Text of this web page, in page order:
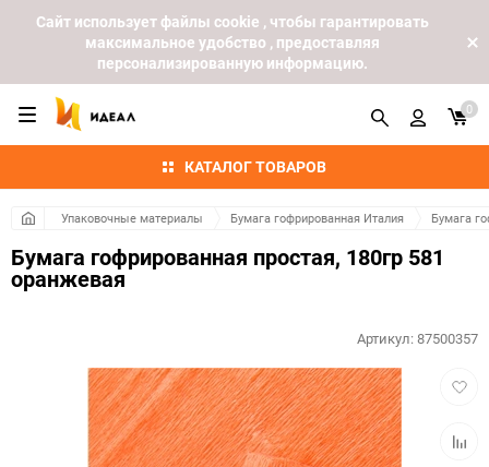
Cайт использует файлы cookie , чтобы гарантировать
максимальное удобство , предоставляя
персонализированную информацию.
КАТАЛОГ ТОВАРОВ
0
Упаковочные материалы Бумага гофрированная Италия Бумага
Бумага гофрированная простая, 180гр 581
оранжевая
Артикул:87500357